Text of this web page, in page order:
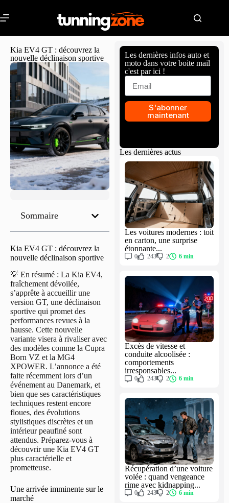
Kia EV4 GT : découvrez la
nouvelle déclinaison sportive
Sommaire
Kia EV4 GT : découvrez la
nouvelle déclinaison sportive
💡 En résumé : La Kia EV4,
fraîchement dévoilée,
s’apprête à accueillir une
version GT, une déclinaison
sportive qui promet des
performances revues à la
hausse. Cette nouvelle
variante visera à rivaliser avec
des modèles comme la Cupra
Born VZ et la MG4
XPOWER. L’annonce a été
faite récemment lors d’un
événement au Danemark, et
bien que ses caractéristiques
techniques restent encore
floues, des évolutions
stylistiques discrètes et un
intérieur peaufiné sont
attendus. Préparez-vous à
découvrir une Kia EV4 GT
plus caractérielle et
prometteuse.
Une arrivée imminente sur le
marché
Les dernières infos auto et
moto dans votre boite mail
c'est par ici !
S'abonner
maintenant
Les dernières actus
Les voitures modernes : toit
en carton, une surprise
étonnante...
0 243 2 6 min
Excès de vitesse et
conduite alcoolisée :
comportements
irresponsables...
0 243 2 6 min
Récupération d’une voiture
volée : quand vengeance
rime avec kidnapping...
0 243 2 6 min